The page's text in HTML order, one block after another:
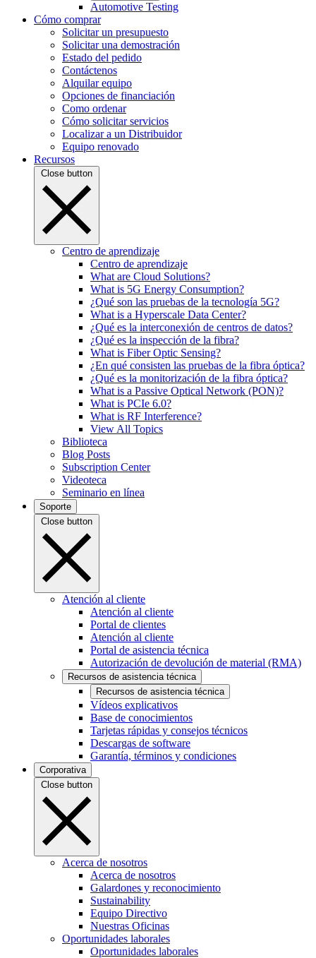
Automotive Testing
Cómo comprar
Solicitar un presupuesto
Solicitar una demostración
Estado del pedido
Contáctenos
Alquilar equipo
Opciones de financiación
Como ordenar
Cómo solicitar servicios
Localizar a un Distribuidor
Equipo renovado
Recursos
Close button
Centro de aprendizaje
Centro de aprendizaje
What are Cloud Solutions?
What is 5G Energy Consumption?
¿Qué son las pruebas de la tecnología 5G?
What is a Hyperscale Data Center?
¿Qué es la interconexión de centros de datos?
¿Qué es la inspección de la fibra?
What is Fiber Optic Sensing?
¿En qué consisten las pruebas de la fibra óptica?
¿Qué es la monitorización de la fibra óptica?
What is a Passive Optical Network (PON)?
What is PCIe 6.0?
What is RF Interference?
View All Topics
Biblioteca
Blog Posts
Subscription Center
Videoteca
Seminario en línea
Soporte
Close button
Atención al cliente
Atención al cliente
Portal de clientes
Atención al cliente
Portal de asistencia técnica
Autorización de devolución de material (RMA)
Recursos de asistencia técnica
Recursos de asistencia técnica
Vídeos explicativos
Base de conocimientos
Tarjetas rápidas y consejos técnicos
Descargas de software
Garantía, términos y condiciones
Corporativa
Close button
Acerca de nosotros
Acerca de nosotros
Galardones y reconocimiento
Sustainability
Equipo Directivo
Nuestras Oficinas
Oportunidades laborales
Oportunidades laborales